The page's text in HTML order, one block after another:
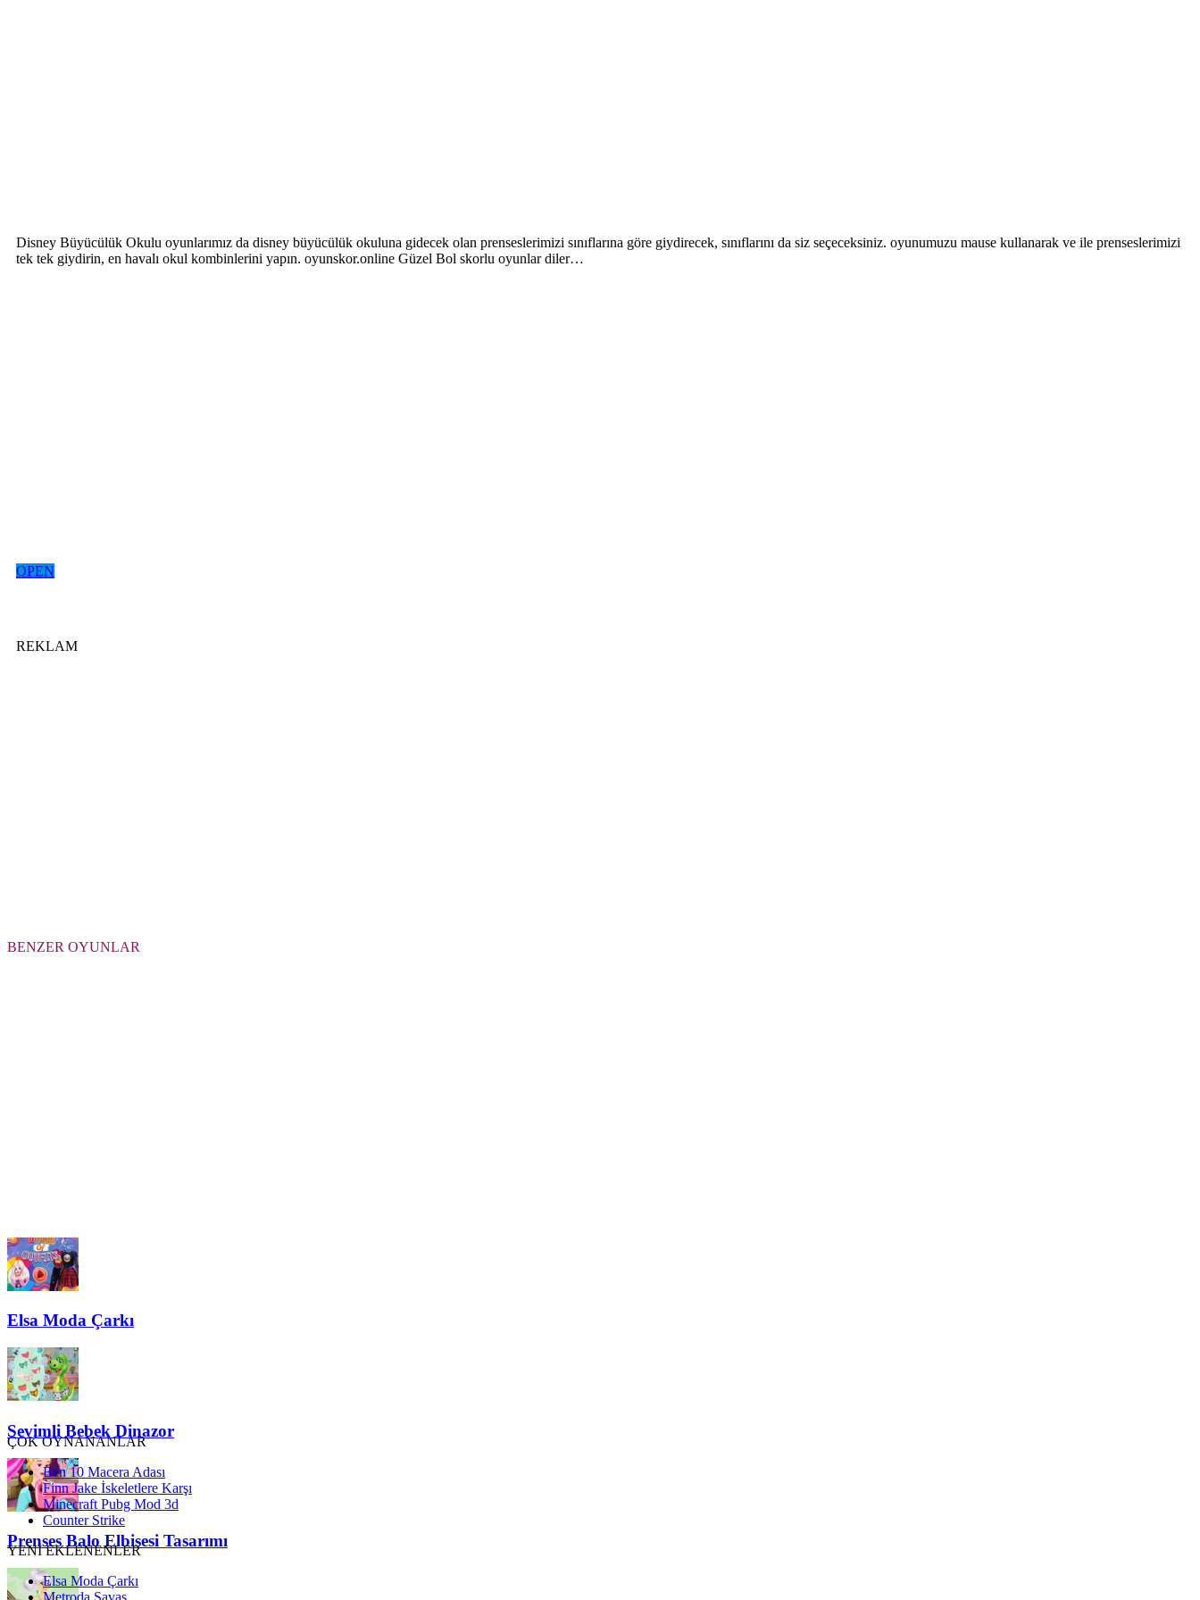
Disney Büyücülük Okulu oyunlarımız da disney büyücülük okuluna gidecek olan prenseslerimizi sınıflarına göre giydirecek, sınıflarını da siz seçeceksiniz. oyunumuzu mause kullanarak ve ile prenseslerimizi
tek tek giydirin, en havalı okul kombinlerini yapın. oyunskor.online Güzel Bol skorlu oyunlar diler…
OPEN
REKLAM
BENZER OYUNLAR
Elsa Moda Çarkı
Sevimli Bebek Dinazor
Prenses Balo Elbisesi Tasarımı
ÇOK OYNANANLAR
Ben 10 Macera Adası
Finn Jake İskeletlere Karşı
Minecraft Pubg Mod 3d
Counter Strike
YENİ EKLENENLER
Elsa Moda Çarkı
Metroda Savaş